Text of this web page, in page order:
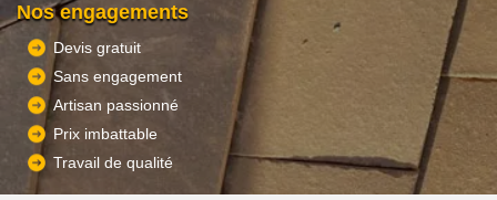
Nos engagements
Devis gratuit
Sans engagement
Artisan passionné
Prix imbattable
Travail de qualité